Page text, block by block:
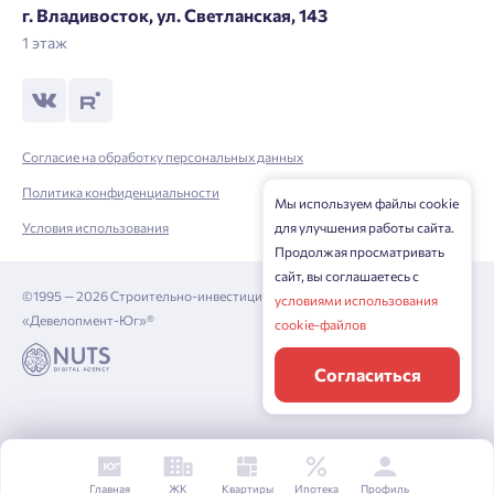
Главная ЖК Квартиры Ипотека Профиль
г. Владивосток, ул. Светланская, 143
1 этаж
Согласие на обработку персональных данных
Политика конфиденциальности
Условия использования
©1995 — 2026 Строительно-инвестиционная корпорация
«Девелопмент-Юг»®
Мы используем файлы cookie
для улучшения работы сайта.
Продолжая просматривать
сайт, вы соглашаетесь с
условиями использования
cookie-файлов
Согласиться